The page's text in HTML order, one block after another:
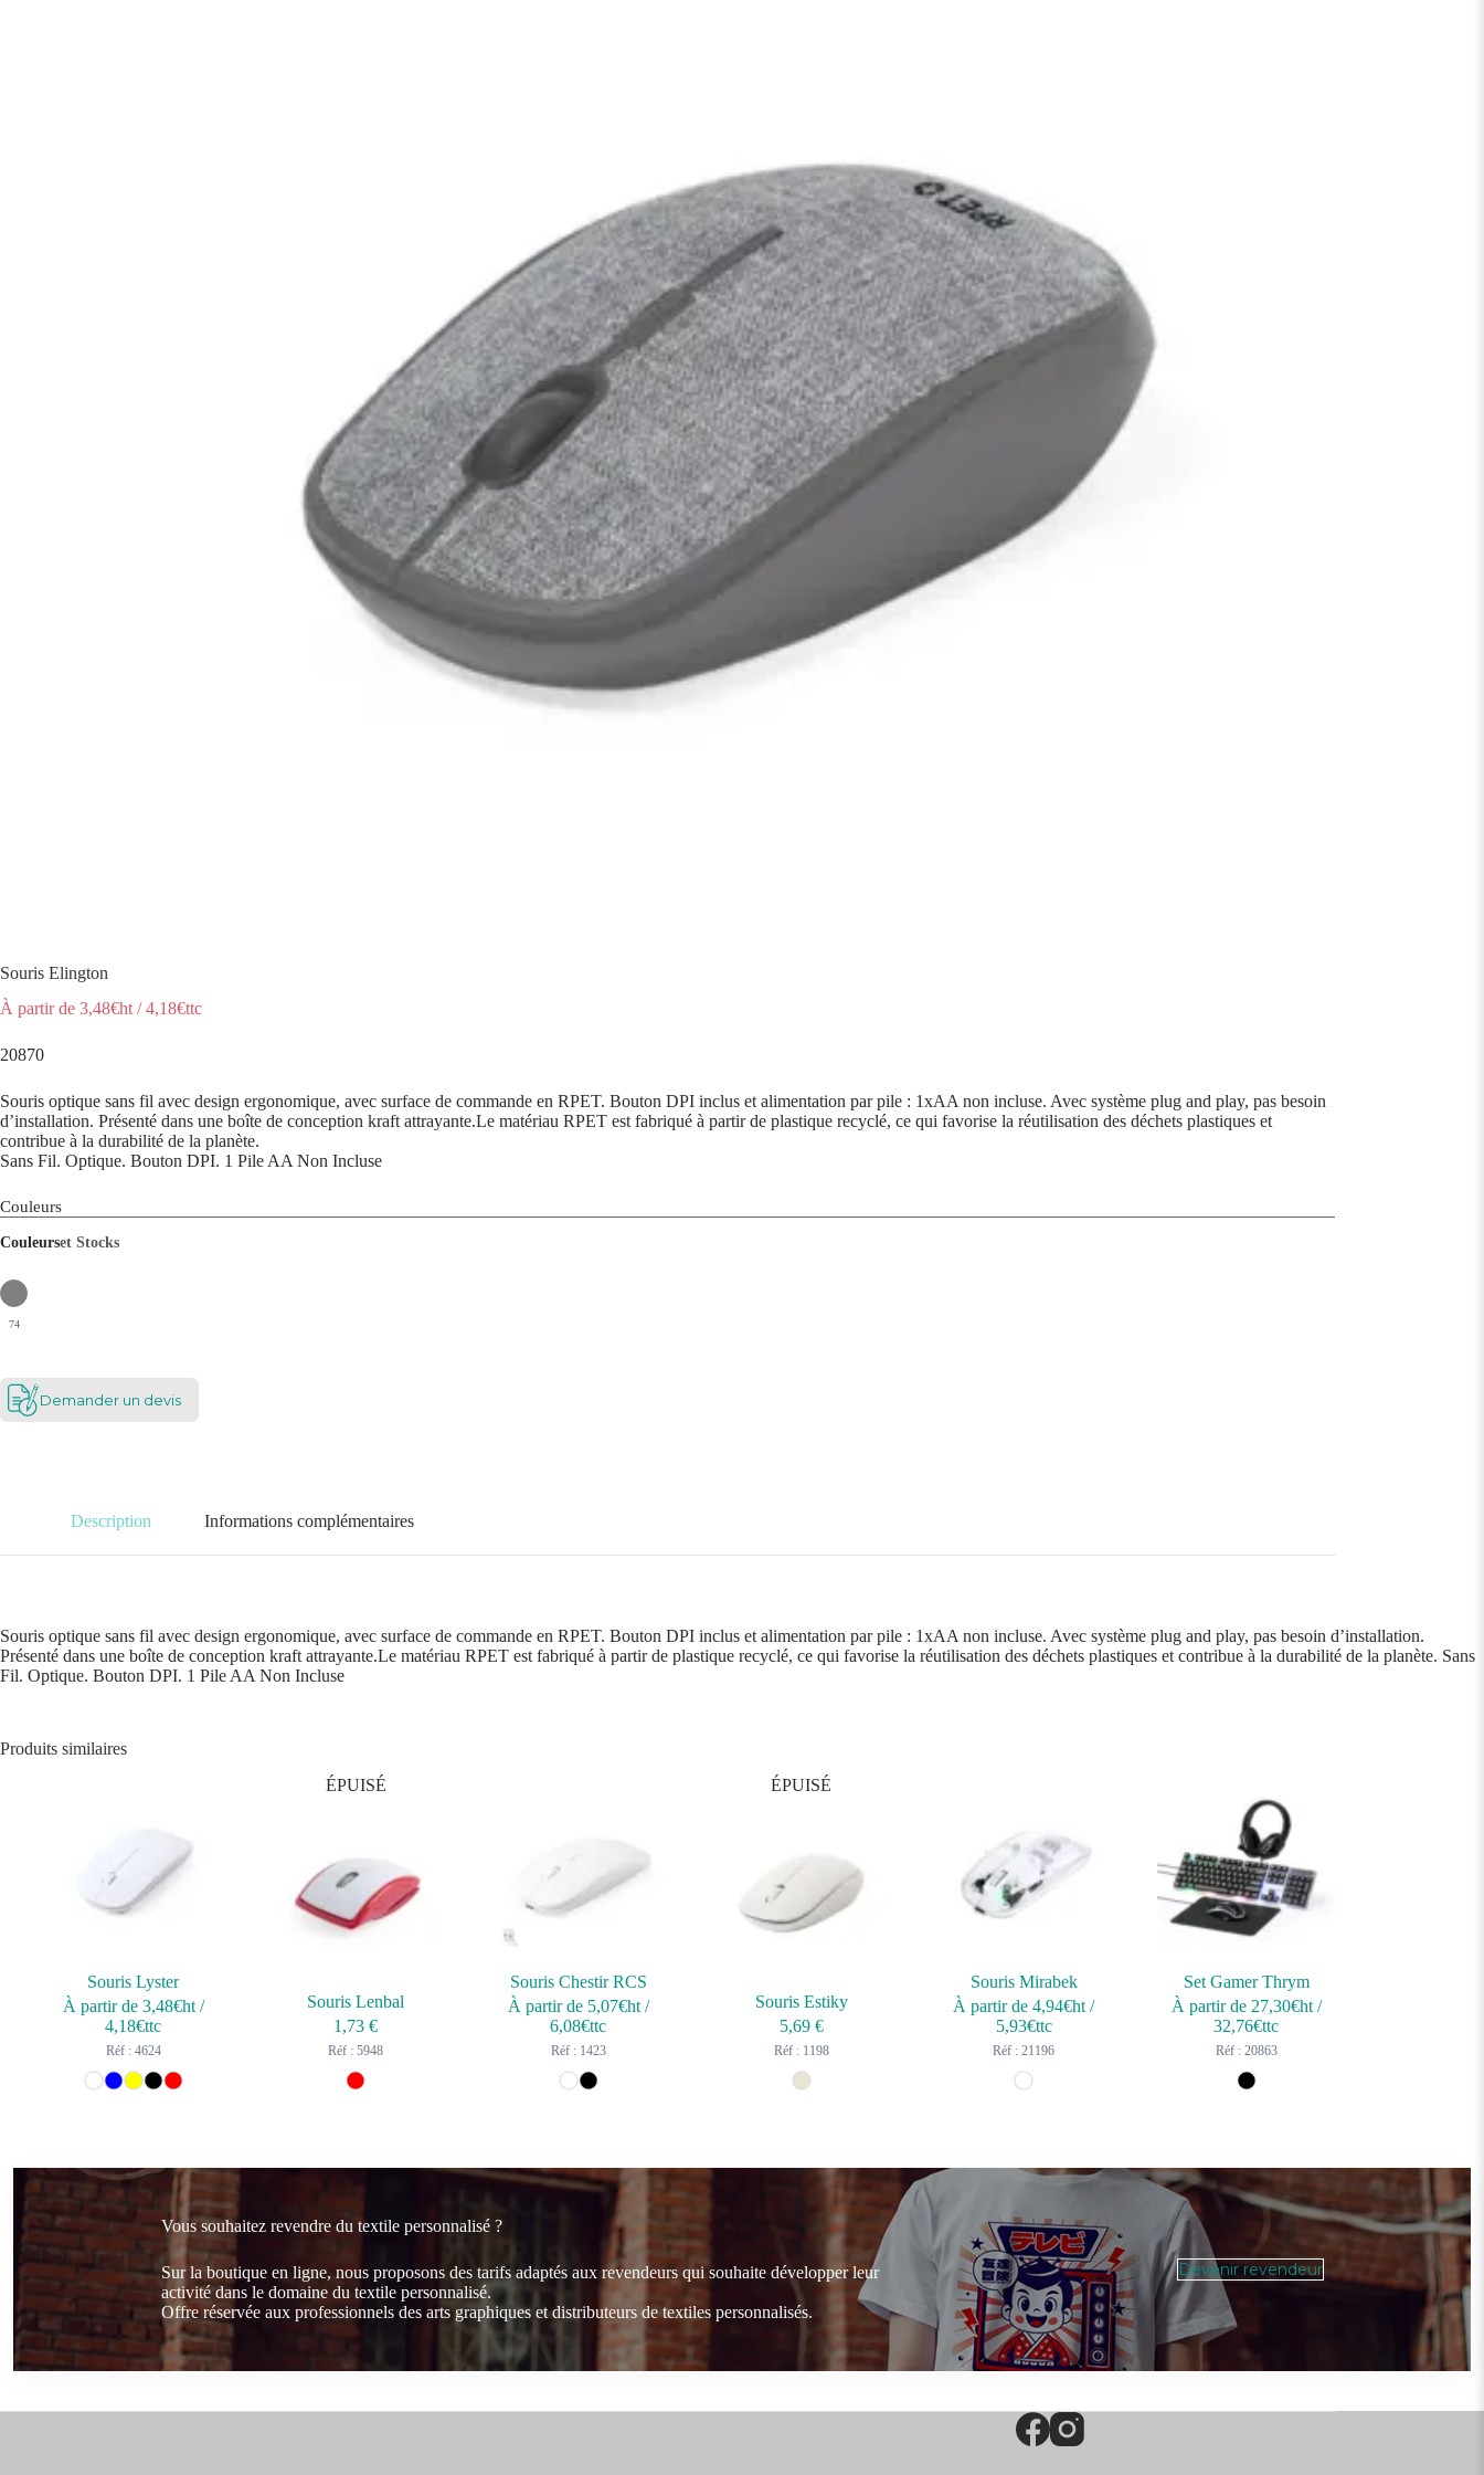
Souris Elington
À partir de 3,48€ht /4,18€ttc
20870
Souris optique sans fil avec design ergonomique, avec surface de commande en RPET. Bouton DPI inclus et alimentation par pile : 1xAA non incluse. Avec système plug and play, pas besoin
d’installation. Présenté dans une boîte de conception kraft attrayante.Le matériau RPET est fabriqué à partir de plastique recyclé, ce qui favorise la réutilisation des déchets plastiques et
contribue à la durabilité de la planète.
Sans Fil. Optique. Bouton DPI. 1 Pile AA Non Incluse
Couleurs
Couleurset Stocks
74
Demander un devis
Description Informations complémentaires
Souris optique sans fil avec design ergonomique, avec surface de commande en RPET. Bouton DPI inclus et alimentation par pile : 1xAA non incluse. Avec système plug and play, pas besoin d’installation.
Présenté dans une boîte de conception kraft attrayante.Le matériau RPET est fabriqué à partir de plastique recyclé, ce qui favorise la réutilisation des déchets plastiques et contribue à la durabilité de la planète. Sans
Fil. Optique. Bouton DPI. 1 Pile AA Non Incluse
Produits similaires
Souris Lyster
À partir de 3,48€ht/
4,18€ttc
Réf : 4624
ÉPUISÉ
Souris Lenbal
1,73€
Réf : 5948
Souris Chestir RCS
À partir de 5,07€ht/
6,08€ttc
Réf : 1423
ÉPUISÉ
Souris Estiky
5,69 €
Réf : 1198
Souris Mirabek
À partir de4,94€ht /
5,93€ttc
Réf : 21196
Set Gamer Thrym
À partir de 27,30€ht/
32,76€ttc
Réf : 20863
Vous souhaitez revendre du textile personnalisé ?
Sur la boutique en ligne, nous proposons des tarifs adaptés aux revendeurs qui souhaite développer leur
activité dans le domaine du textile personnalisé.
Offre réservée aux professionnels des arts graphiques et distributeurs de textiles personnalisés.
Devenir revendeur